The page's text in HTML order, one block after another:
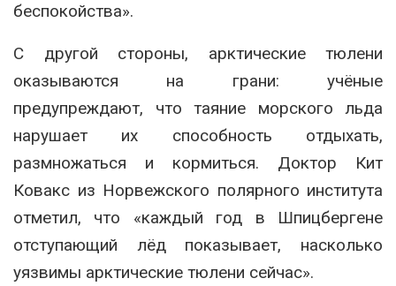
беспокойства».
С другой стороны, арктические тюлени
оказываются на грани: учёные
предупреждают, что таяние морского льда
нарушает их способность отдыхать,
размножаться и кормиться. Доктор Кит
Ковакс из Норвежского полярного института
отметил, что «каждый год в Шпицбергене
отступающий лёд показывает, насколько
уязвимы арктические тюлени сейчас».